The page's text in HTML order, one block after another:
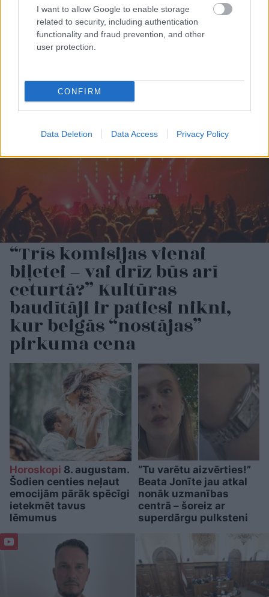
I want to allow Google to enable storage
related to security, including authentication
functionality and fraud prevention, and other
user protection.
CONFIRM
Data Deletion Data Access Privacy Policy
“Tā sanāca, ka iemīlējās
divi cilvēki ar lielu gadu
starpību,” Linda Kalniņa
pirmo reizi publiski
apstiprina laulību ar
Aršo zodiaka zīmju
pārstāvjiem labāk
nestrīdēties: viņi
“Trīs komisijas vienai
biļetei – vai drīz būs arī
ceturtā?” Kultūras
baudītāji ir patiesi nikni,
kur beigās “nostājas”
pirkuma cena
Horoskopi 8. augustam.
Šodien centies neļaut
emocijām pārāk spēcīgi
ietekmēt tavus
lēmumus
“Tu varētu aizvērties!”
Beata Jonīte jau atkal
nonāk uzmanības
centrā – šoreiz ar
superdārgu pulksteni